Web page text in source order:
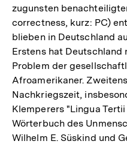
zugunsten
correctness, kurz: PC)
blieben in Deutschland
Erstens hat Deutschland
Problem der
Afroamerikaner.
Nachkriegszeit,
Klemperers "Lingua
Wörterbuch des
Wilhelm E. Süskind und